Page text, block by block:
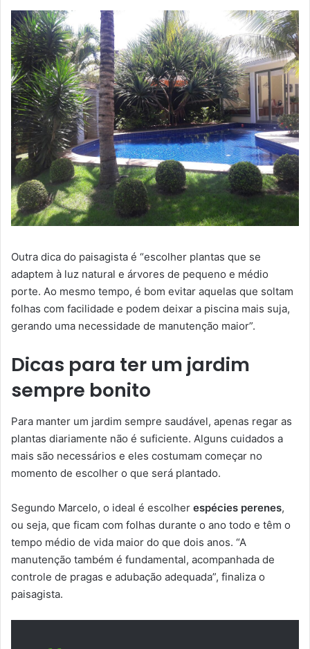
Outra dica do paisagista é “escolher plantas que se
adaptem à luz natural e árvores de pequeno e médio
porte. Ao mesmo tempo, é bom evitar aquelas que soltam
folhas com facilidade e podem deixar a piscina mais suja,
gerando uma necessidade de manutenção maior”.
Dicas para ter um jardim
sempre bonito
Para manter um jardim sempre saudável, apenas regar as
plantas diariamente não é suficiente. Alguns cuidados a
mais são necessários e eles costumam começar no
momento de escolher o que será plantado.
Segundo Marcelo, o ideal é escolher espécies perenes,
ou seja, que ficam com folhas durante o ano todo e têm o
tempo médio de vida maior do que dois anos. “A
manutenção também é fundamental, acompanhada de
controle de pragas e adubação adequada”, finaliza o
paisagista.